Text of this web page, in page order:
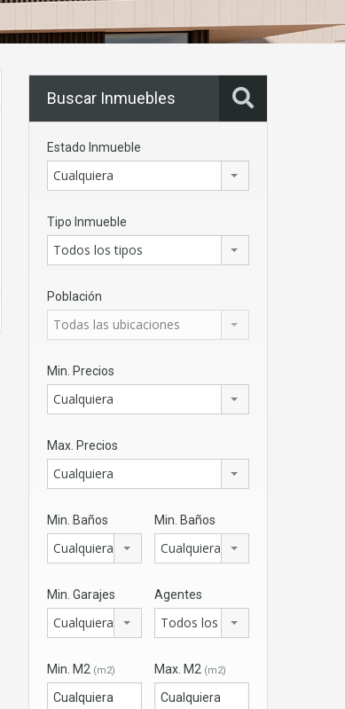
Buscar Inmuebles
Estado Inmueble
Cualquiera
Tipo Inmueble
Todos los tipos
Población
Todas las ubicaciones
Min. Precios
Cualquiera
Max. Precios
Cualquiera
Min. Baños
Cualquiera
Min. Baños
Cualquiera
Min. Garajes
Cualquiera
Agentes
Todos los agentes
Min. M2 (m2) Max. M2 (m2)